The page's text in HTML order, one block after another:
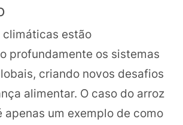
climáticas estão
profundamente os sistemas
criando novos desafios
alimentar. O caso do arroz
apenas um exemplo de como